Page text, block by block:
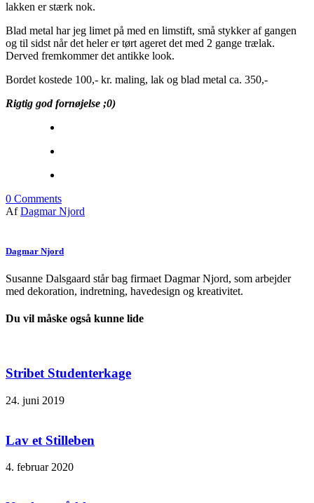
lakken er stærk nok.
Blad metal har jeg limet på med en limstift, små stykker af gangen
og til sidst når det heler er tørt ageret det med 2 gange trælak.
Derved fremkommer det antikke look.
Bordet kostede 100,- kr. maling, lak og blad metal ca. 350,-
Rigtig god fornøjelse ;0)
0 Comments
Af Dagmar Njord
Dagmar Njord
Susanne Dalsgaard står bag firmaet Dagmar Njord, som arbejder
med dekoration, indretning, havedesign og kreativitet.
Du vil måske også kunne lide
Stribet Studenterkage
24. juni 2019
Lav et Stilleben
4. februar 2020